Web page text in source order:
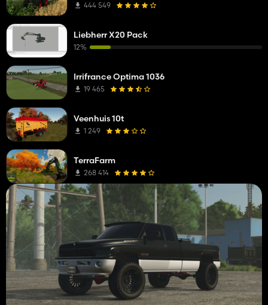
444 549
Liebherr X20 Pack
12%
Irrifrance Optima 1036
19 465
Veenhuis 10t
1 249
TerraFarm
268 414